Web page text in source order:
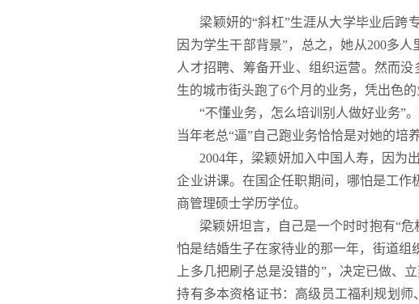
梁颖妍的“斜杠”生涯从大学毕业后跨
因为学生干部背景”，总之，她从200多
人才招聘、筹备开业、组织运营。然而
生的城市街头跑了6个月的业务，凭出色的
“不懂业务，怎么培训别人做好业务”
当年老总“逼”自己跑业务恰恰是对她的培
2004年，梁颖妍加入中国人寿，因为
企业讲课。在国企任职期间，哪怕是工
商管理硕士学历学位。
梁颖妍坦言，自己是一个时时抱有“
怕是结婚生子在家待业的那一年，街道组
上多几把刷子总是没错的”，决定已做、
持有多本资格证书：高级员工福利规划